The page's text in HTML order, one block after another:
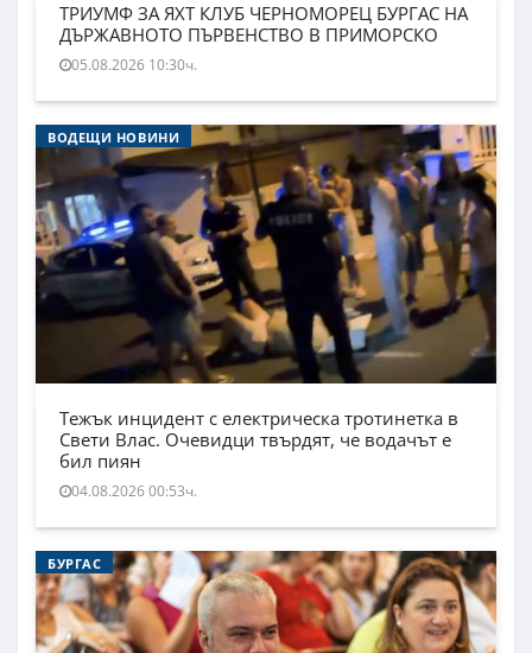
ТРИУМФ ЗА ЯХТ КЛУБ ЧЕРНОМОРЕЦ БУРГАС НА
ДЪРЖАВНОТО ПЪРВЕНСТВО В ПРИМОРСКО
05.08.2026 10:30ч.
ВОДЕЩИ НОВИНИ
Тежък инцидент с електрическа тротинетка в
Свети Влас. Очевидци твърдят, че водачът е
бил пиян
04.08.2026 00:53ч.
БУРГАС